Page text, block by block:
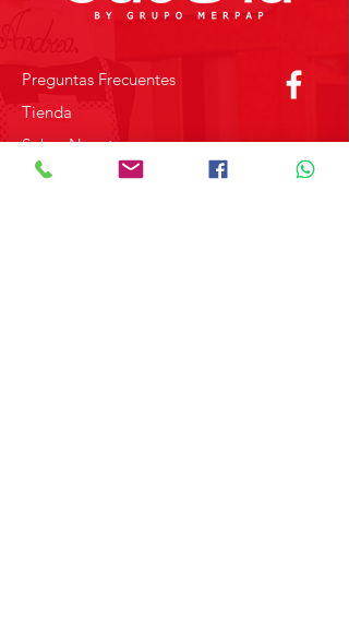
Preguntas Frecuentes
Tienda
Sobre Nosotros
Contacto